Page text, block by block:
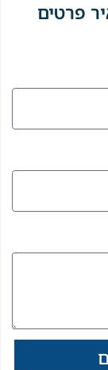
פרטים